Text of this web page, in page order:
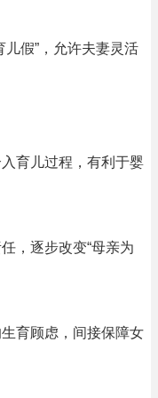
假”，允许夫妻灵活
育儿过程，有利于婴
，逐步改变“母亲为
育顾虑，间接保障女